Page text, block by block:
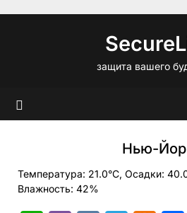
защита вашего
Нью-
Температура: 21.0°C, Осадки:
Влажность: 42%